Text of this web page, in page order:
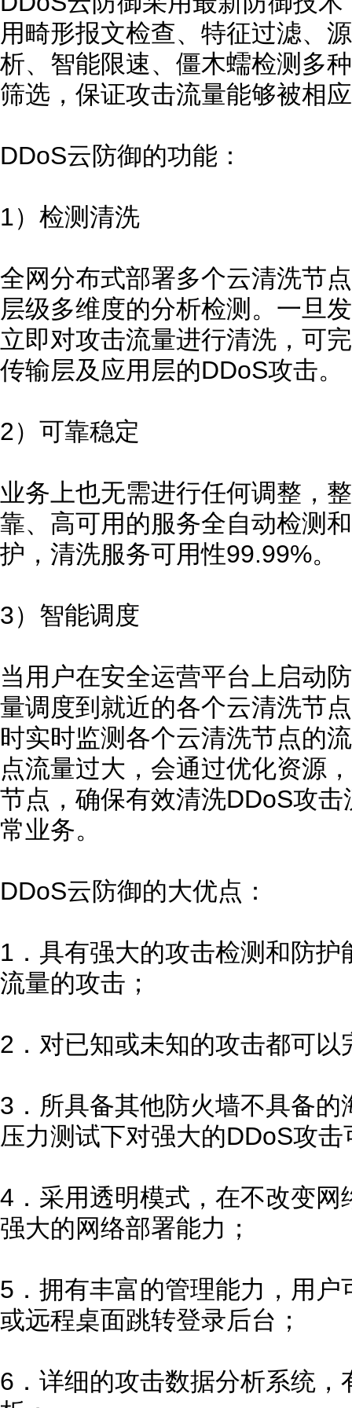
用畸形报文检查、特征过滤、
析、智能限速、僵木蠕检测多
筛选，保证攻击流量能够被相
DDoS云防御的功能：
1）检测清洗
全网分布式部署多个云清洗节
层级多维度的分析检测。一旦
立即对攻击流量进行清洗，可
传输层及应用层的DDoS攻击。
2）可靠稳定
业务上也无需进行任何调整，
靠、高可用的服务全自动检测
护，清洗服务可用性99.99%。
3）智能调度
当用户在安全运营平台上启动
量调度到就近的各个云清洗节
时实时监测各个云清洗节点的
点流量过大，会通过优化资源
节点，确保有效清洗DDoS攻
常业务。
DDoS云防御的大优点：
1．具有强大的攻击检测和防
流量的攻击；
2．对已知或未知的攻击都可以
3．所具备其他防火墙不具备的
压力测试下对强大的DDoS攻
4．采用透明模式，在不改变
强大的网络部署能力；
5．拥有丰富的管理能力，用
或远程桌面跳转登录后台；
6．详细的攻击数据分析系统